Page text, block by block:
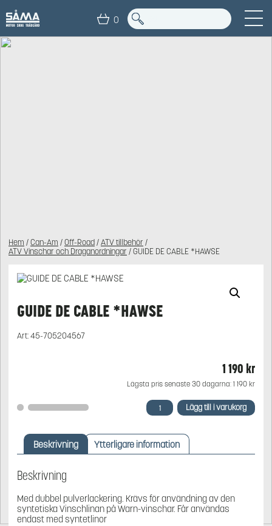
0
Hem /Can-Am /Off-Road/ATV tillbehör /
ATV Vinschar och Draganordningar / GUIDE DE CABLE *HAWSE
GUIDE DE CABLE *HAWSE
Art:45-705204567
1 190 kr
Lägsta pris senaste 30 dagarna: 1 190 kr
GUIDE
DE
*HAWSE
mängd
Lägg till i varukorg
Beskrivning Ytterligare information
Beskrivning
Med dubbel pulverlackering. Krävs för användning av den
syntetiska Vinschlinan på Warn-vinschar. Får användas
endast med syntetlinor